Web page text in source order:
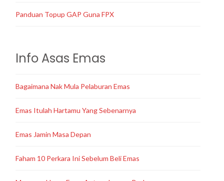
Panduan Topup GAP Guna FPX
Info Asas Emas
Bagaimana Nak Mula Pelaburan Emas
Emas Itulah Hartamu Yang Sebenarnya
Emas Jamin Masa Depan
Faham 10 Perkara Ini Sebelum Beli Emas